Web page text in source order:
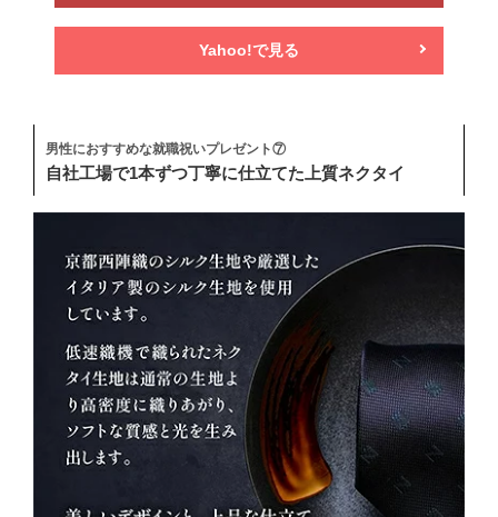
Yahoo!で見る
男性におすすめな就職祝いプレゼント⑦
自社工場で1本ずつ丁寧に仕立てた上質ネクタイ